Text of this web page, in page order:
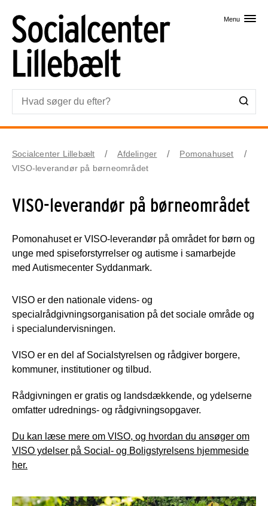
Menu
Socialcenter Lillebælt Afdelinger
Pomonahuset
VISO-leverandør på børneområdet
VISO-leverandør på børneområdet
Pomonahuset er VISO-leverandør på området for børn og
unge med spiseforstyrrelser og autisme i samarbejde
med Autismecenter Syddanmark.
VISO er den nationale videns- og
specialrådgivningsorganisation på det sociale område og
i specialundervisningen.
VISO er en del af Socialstyrelsen og rådgiver borgere,
kommuner, institutioner og tilbud.
Rådgivningen er gratis og landsdækkende, og ydelserne
omfatter udrednings- og rådgivningsopgaver.
Du kan læse mere om VISO, og hvordan du ansøger om
VISO ydelser på Social- og Boligstyrelsens hjemmeside
her.